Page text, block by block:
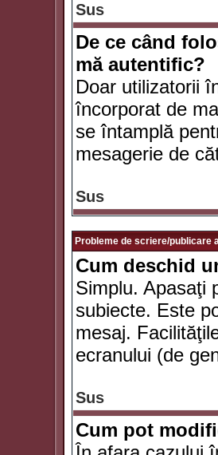
Sus
De ce când
mă autentific?
Doar utilizatorii
încorporat de
se întamplă
mesagerie de
Sus
Probleme de scriere/publicare
Cum deschid
Simplu. Apasaţi
subiecte. Este
mesaj.
ecranului (de
Sus
Cum pot